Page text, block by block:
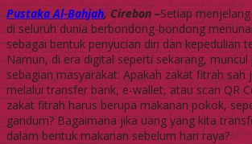
Pustaka Al-Bahjah, Cirebon –Setiap
di seluruh dunia berbondong-bondong
sebagai bentuk penyucian diri dan kepedulian
Namun, di era digital seperti sekarang, muncul
sebagian masyarakat: Apakah zakat fitrah sah
melalui transfer bank, e-wallet, atau scan QR
zakat fitrah harus berupa makanan pokok,
gandum? Bagaimana jika uang yang kita
dalam bentuk makanan sebelum hari raya?